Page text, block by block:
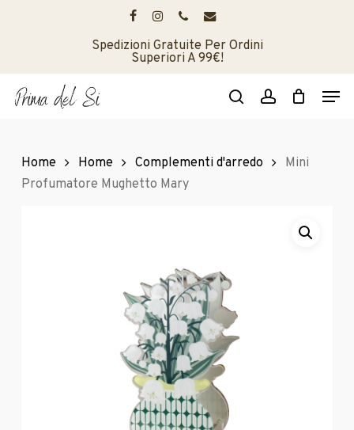
facebookinstagramphoneemail
Spedizioni Gratuite Per Ordini
Superiori A 99€!
Home Home Complementi d'arredo
Mini
Profumatore Mughetto Mary